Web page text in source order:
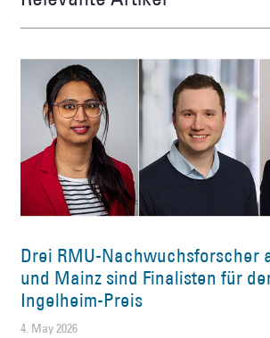
Drei RMU-Nachwuchsforscher
und Mainz sind Finalisten für
Ingelheim-Preis
4. May 2026